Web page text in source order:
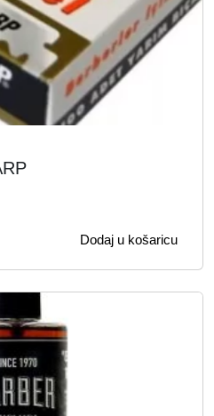
Dodaj u košaricu